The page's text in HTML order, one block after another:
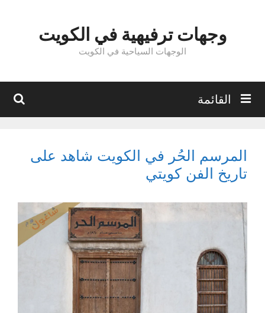
وجهات ترفيهية في الكويت
الوجهات السياحية في الكويت
بحث القائمة
المرسم الحُر في الكويت شاهد على
تاريخ الفن كويتي